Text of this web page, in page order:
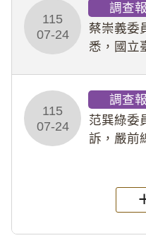
行拍攝
劉師。該
115
07-24
調查
蔡崇義委
悉，國立
術倫理等
31)
115
07-24
調查
范巽綠委
訴，嚴前
過世後
繼續留住